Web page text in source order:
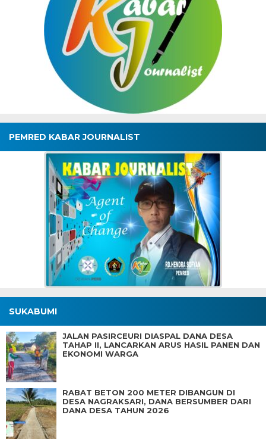
PEMRED KABAR JOURNALIST
SUKABUMI
JALAN PASIRCEURI DIASPAL DANA DESA
TAHAP II, LANCARKAN ARUS HASIL PANEN DAN
EKONOMI WARGA
RABAT BETON 200 METER DIBANGUN DI
DESA NAGRAKSARI, DANA BERSUMBER DARI
DANA DESA TAHUN 2026